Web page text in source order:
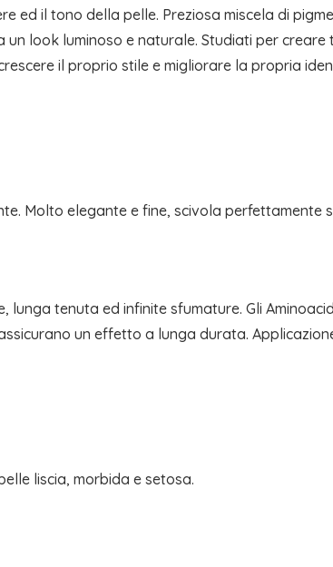
ed il tono della pelle. Preziosa miscela di
look luminoso e naturale. Studiati per
il proprio stile e migliorare la propria
Molto elegante e fine, scivola perfettamente
lunga tenuta ed infinite sfumature. Gli
un effetto a lunga durata.
liscia, morbida e setosa.